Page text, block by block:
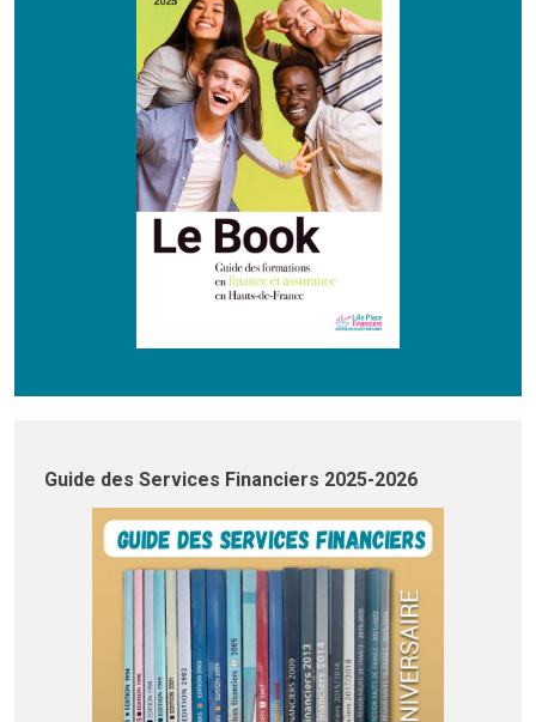
Guide des Services Financiers 2025-2026